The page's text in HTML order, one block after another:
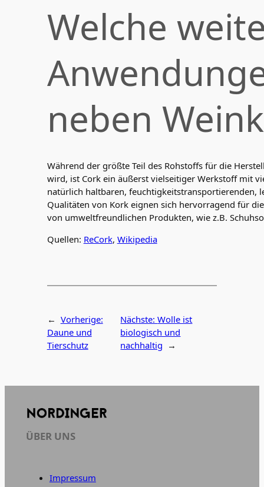
Welche
neben
Während der größte Teil des Rohstoffs für die
wird, ist Cork ein äußerst vielseitiger Werkstoff mit
natürlich haltbaren, feuchtigkeitstransportierenden,
Qualitäten von Kork eignen sich hervorragend für
von umweltfreundlichen Produkten, wie z.B.
Quellen: ReCork, Wikipedia
← Vorherige:
Daune und
Tierschutz
Nächste:Wolle ist
biologisch und
nachhaltig →
ÜBER UNS
Impressum